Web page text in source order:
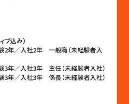
ブ込み）
年／入社2年 一般職（未経験者入
年／入社3年 主任（未経験者入社）
年／入社3年 係長（未経験者入社）